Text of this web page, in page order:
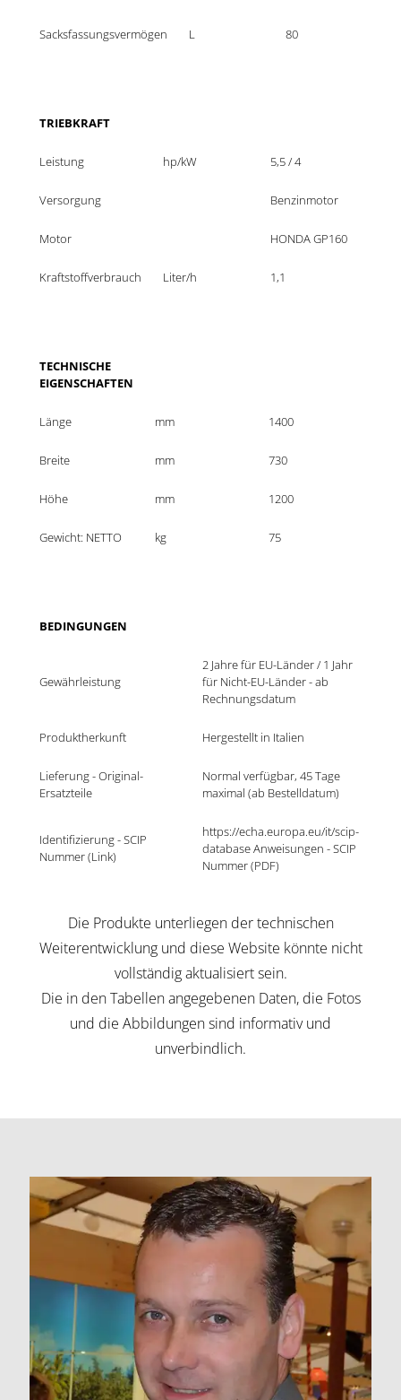
Sacksfassungsvermögen L 80
TRIEBKRAFT
Leistung hp/kW 5,5 / 4
Versorgung Benzinmotor
Motor HONDA GP160
Kraftstoffverbrauch Liter/h 1,1
TECHNISCHE
EIGENSCHAFTEN
Länge mm 1400
Breite mm 730
Höhe mm 1200
Gewicht: NETTO kg 75
BEDINGUNGEN
Gewährleistung
2 Jahre für EU-Länder / 1 Jahr
für Nicht-EU-Länder - ab
Rechnungsdatum
Produktherkunft Hergestellt in Italien
Lieferung - Original-
Ersatzteile
Normal verfügbar, 45 Tage
maximal (ab Bestelldatum)
Identifizierung - SCIP
Nummer (Link)
https://echa.europa.eu/it/scip-
database Anweisungen - SCIP
Nummer (PDF)
Die Produkte unterliegen der technischen
Weiterentwicklung und diese Website könnte nicht
vollständig aktualisiert sein.
Die in den Tabellen angegebenen Daten, die Fotos
und die Abbildungen sind informativ und
unverbindlich.